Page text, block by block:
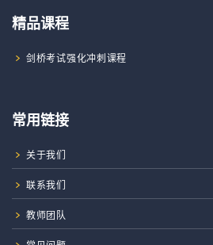
精品课程
剑桥考试强化冲刺课程
常用链接
关于我们
联系我们
教师团队